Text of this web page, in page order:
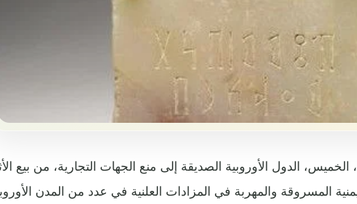
الدول الأوروبية الصديقة إلى منع الجهات التجارية، من بيع